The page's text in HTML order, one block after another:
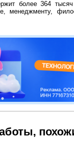
более 364
менеджменту,